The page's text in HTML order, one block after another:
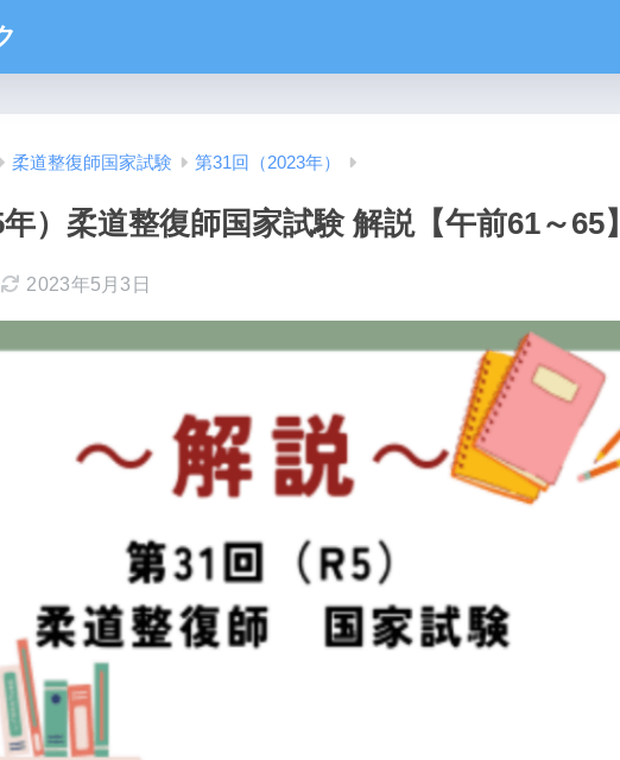
柔道整復師国家試験 第31回（2023年）
）柔道整復師国家試験 解説【午前61～65】
2023年5月3日